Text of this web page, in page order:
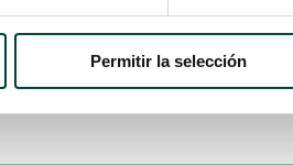
Permitir la selección